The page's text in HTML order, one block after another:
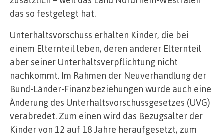
das so festgelegt hat.
Unterhaltsvorschuss erhalten Kinder, die bei
einem Elternteil leben, deren anderer Elternteil
aber seiner Unterhaltsverpflichtung nicht
nachkommt. Im Rahmen der Neuverhandlung der
Bund-Länder-Finanzbeziehungen wurde auch eine
Änderung des Unterhaltsvorschussgesetzes (UVG)
verabredet. Zum einen wird das Bezugsalter der
Kinder von 12 auf 18 Jahre heraufgesetzt, zum